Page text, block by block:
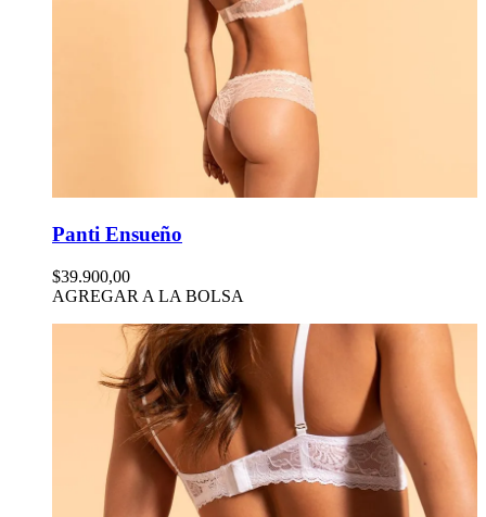
Panti Ensueño
$39.900,00
AGREGAR A LA BOLSA